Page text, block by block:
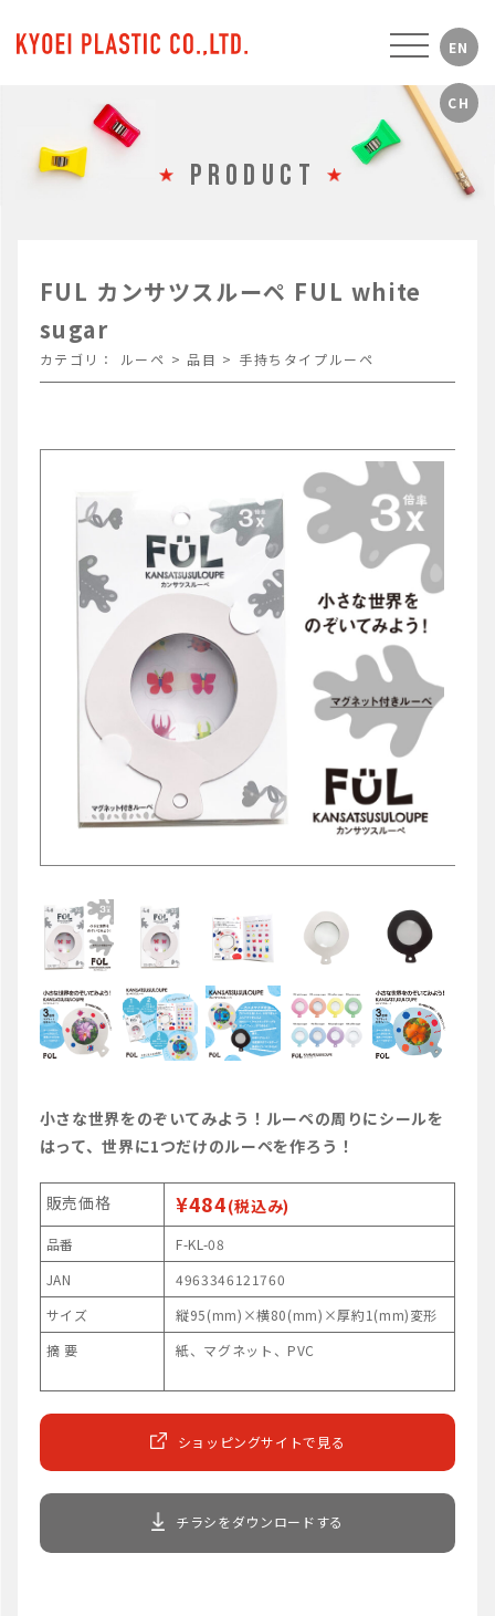
PRODUCT
FUL カンサツスルーペ FUL white
sugar
カテゴリ： ルーペ > 品目 > 手持ちタイプルーペ
小さな世界をのぞいてみよう！ルーペの周りにシールを
はって、世界に1つだけのルーペを作ろう！
販売価格 ¥484(税込み)
品番
F-KL-08
JAN
4963346121760
サイズ
縦95(mm)×横80(mm)×厚約1(mm)変形
摘 要
紙、マグネット、PVC
ショッピングサイトで見る
チラシをダウンロードする